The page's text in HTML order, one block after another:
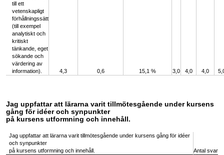
till ett
vetenskapligt
förhållningssätt
(till exempel
analytiskt och
kritiskt
tänkande, eget
sökande och
värdering av
information).
4,3 0,6 15,1 % 3,0 4,0 4,0
Jag uppfattar att lärarna varit tillmötesgående under kursens
gång för idéer och synpunkter
på kursens utformning och innehåll.
Jag uppfattar att lärarna varit tillmötesgående under kursens gång för idéer
och synpunkter
på kursens utformning och innehåll.
Antal svar